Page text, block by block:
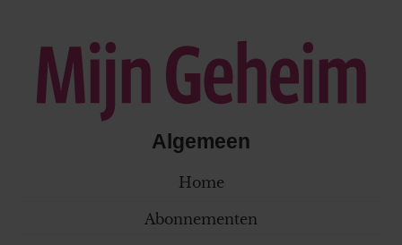
Algemeen
Home
Abonnementen